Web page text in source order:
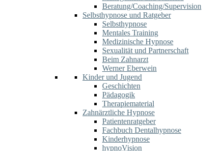
Beratung/Coaching/Supervision
Selbsthypnose und Ratgeber
Selbsthypnose
Mentales Training
Medizinische Hypnose
Sexualität und Partnerschaft
Beim Zahnarzt
Werner Eberwein
Kinder und Jugend
Geschichten
Pädagogik
Therapiematerial
Zahnärztliche Hypnose
Patientenratgeber
Fachbuch Dentalhypnose
Kinderhypnose
hypnoVision